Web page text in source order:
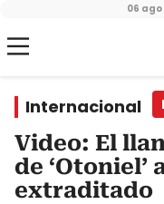
06 ago
Internacional
Video: El
de ‘Otoniel’
extraditado